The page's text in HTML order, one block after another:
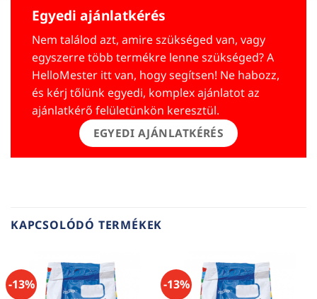
Egyedi ajánlatkérés
Nem találod azt, amire szükséged van, vagy
egyszerre több termékre lenne szükséged? A
HelloMester itt van, hogy segítsen! Ne habozz,
és kérj tőlünk egyedi, komplex ajánlatot az
ajánlatkérő felületünkön keresztül.
EGYEDI AJÁNLATKÉRÉS
KAPCSOLÓDÓ TERMÉKEK
-13% -13%